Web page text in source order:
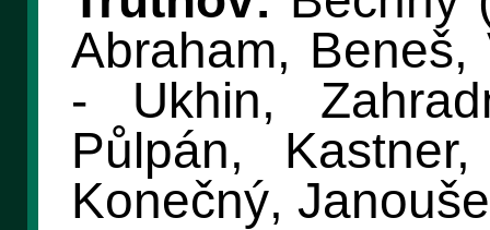
Abraham,
- Ukhin,
Půlpán,
Konečný,